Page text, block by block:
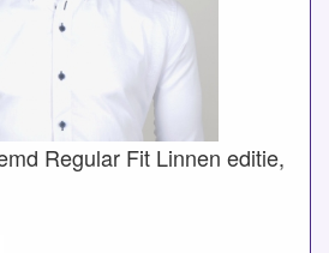
Regular Fit Linnen editie,